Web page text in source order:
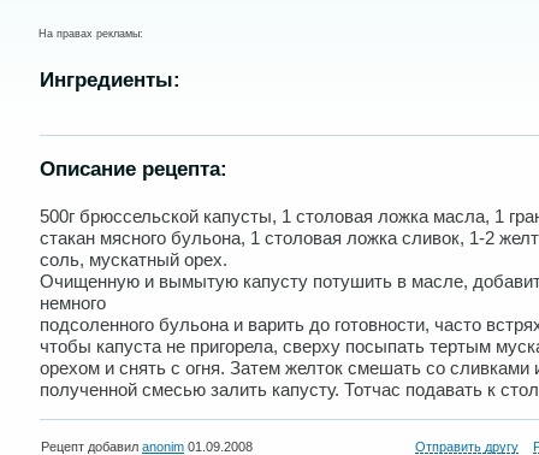
На правах рекламы:
Ингредиенты:
Описание рецепта:
500г брюссельской капусты, 1 столовая ложка масла, 1
стакан мясного бульона, 1 столовая ложка сливок, 1-2
соль, мускатный орех.
Очищенную и вымытую капусту потушить в масле,
немного
подсоленного бульона и варить до готовности, часто
чтобы капуста не пригорела, сверху посыпать тертым
орехом и снять с огня. Затем желток смешать со сливками
полученной смесью залить капусту. Тотчас подавать к
Рецепт добавил anonim 01.09.2008 Отправить другу